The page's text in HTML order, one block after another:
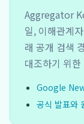
Aggregator
일, 이해관계
래 공개 검색
대조하기 위
Google
공식 발표와